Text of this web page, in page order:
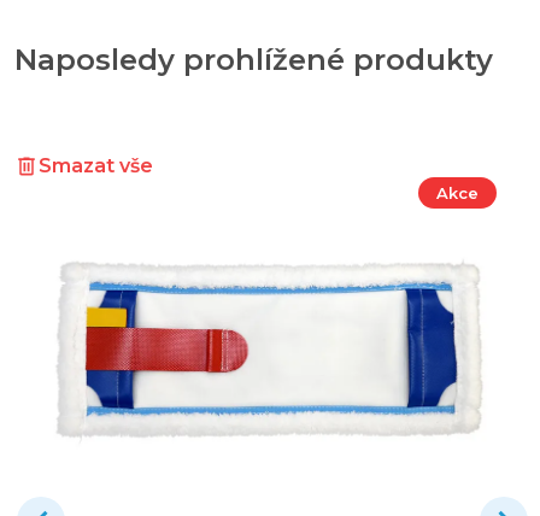
Naposledy prohlížené produkty
Smazat vše
Akce